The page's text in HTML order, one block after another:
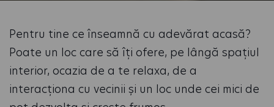
Pentru tine ce înseamnă cu adevărat acasă?
Poate un loc care să îți ofere, pe lângă spațiul
interior, ocazia de a te relaxa, de a
interacționa cu vecinii și un loc unde cei mici de